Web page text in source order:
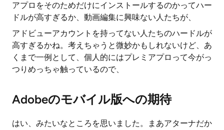
アプロをそのためだけにインストールするのかってハー
ドルが高すぎるか、動画編集に興味ない人たちが、
アドビューアカウントを持ってない人たちのハードルが
高すぎるかね。考えちゃうと微妙かもしれないけど、あ
くまで一例として、個人的にはプレミアプロって今がっ
つりめっちゃ触っているので、
Adobeのモバイル版への期待
はい、みたいなところを思いました。まあアターナだか